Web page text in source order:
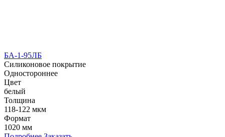
БА-1-95ЛБ
Силиконовое покрытие
Одностороннее
Цвет
белый
Толщина
118-122 мкм
Формат
1020 мм